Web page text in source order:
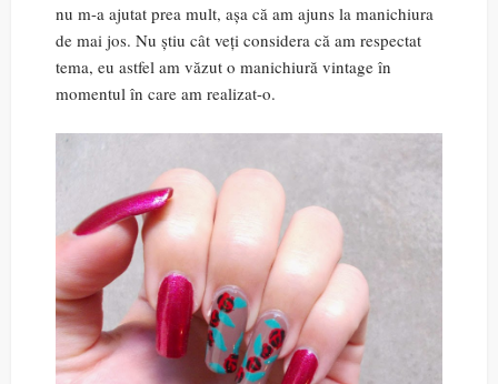
nu m-a ajutat prea mult, așa că am ajuns la manichiura
de mai jos. Nu știu cât veți considera că am respectat
tema, eu astfel am văzut o manichiură vintage în
momentul în care am realizat-o.